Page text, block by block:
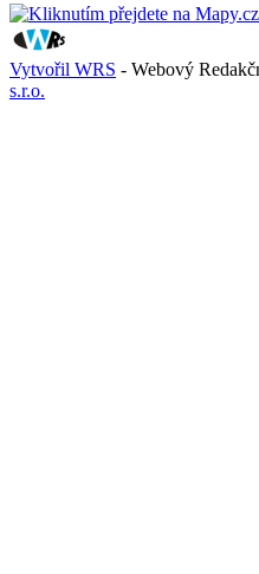
Vytvořil WRS - Webový
s.r.o.